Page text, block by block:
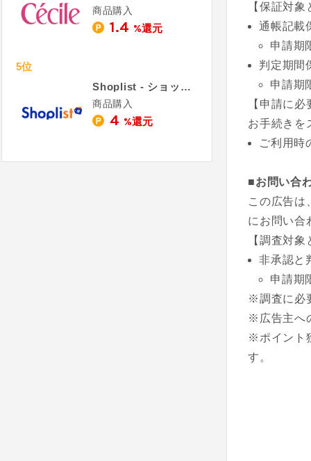
【保証対
通帳記載
申請期
判定期間
申請期
【申請に
お手続きを
ご利用時
■お問い合
この広告は
にお問い合
【調査対
非承認と
申請期
※調査に必
※広告主へ
※ポイント
す。
商品購入
1.4 %還元
5位
Shoplist - ショップリスト
商品購入
4 %還元